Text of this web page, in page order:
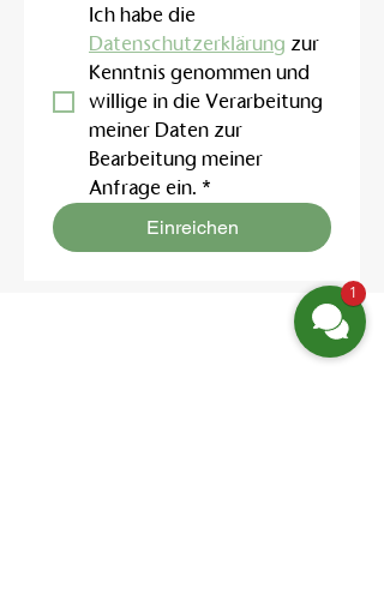
Datenschutzerklärung zur
Kenntnis genommen und
willige in die Verarbeitung
meiner Daten zur
Bearbeitung meiner
Anfrage ein. *
Einreichen
1